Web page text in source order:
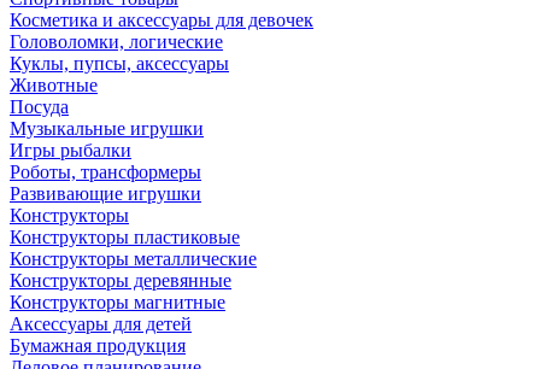
Косметика и аксессуары для девочек
Головоломки, логические
Куклы, пупсы, аксессуары
Животные
Посуда
Музыкальные игрушки
Игры рыбалки
Роботы, трансформеры
Развивающие игрушки
Конструкторы
Конструкторы пластиковые
Конструкторы металлические
Конструкторы деревянные
Конструкторы магнитные
Аксессуары для детей
Бумажная продукция